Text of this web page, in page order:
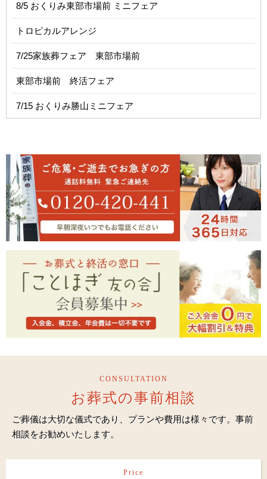
8/5 おくりみ東部市場前 ミニフェア
トロピカルアレンジ
7/25家族葬フェア 東部市場前
東部市場前 終活フェア
7/15 おくりみ勝山ミニフェア
CONSULTATION
お葬式の事前相談
ご葬儀は大切な儀式であり、プランや費用は様々です。事前
相談をお勧めいたします。
Price